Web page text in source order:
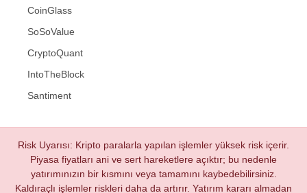
CoinGlass
SoSoValue
CryptoQuant
IntoTheBlock
Santiment
Risk Uyarısı: Kripto paralarla yapılan işlemler yüksek risk içerir.
Piyasa fiyatları ani ve sert hareketlere açıktır; bu nedenle
yatırımınızın bir kısmını veya tamamını kaybedebilirsiniz.
Kaldıraçlı işlemler riskleri daha da artırır. Yatırım kararı almadan